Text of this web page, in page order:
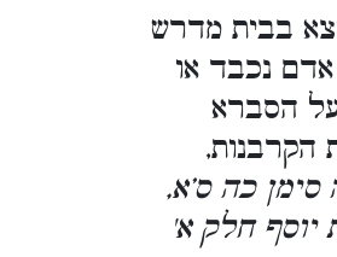
בבית מדרש
אדם נכבד או
על הסברא
הקרבנות,
כה ס’א,
יוסף חלק א'